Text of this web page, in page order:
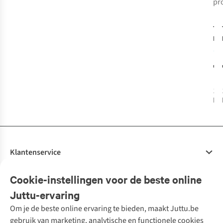
1
Cookie-instellingen voor de beste online
Juttu-ervaring
Om je de beste online ervaring te bieden, maakt Juttu.be
gebruik van marketing, analytische en functionele cookies
Klantenservice
Bestellen
Betalen
10% studentenkorting
Onze diensten
Tweedehands - ReJUsed
Kledingatelier
Juttu